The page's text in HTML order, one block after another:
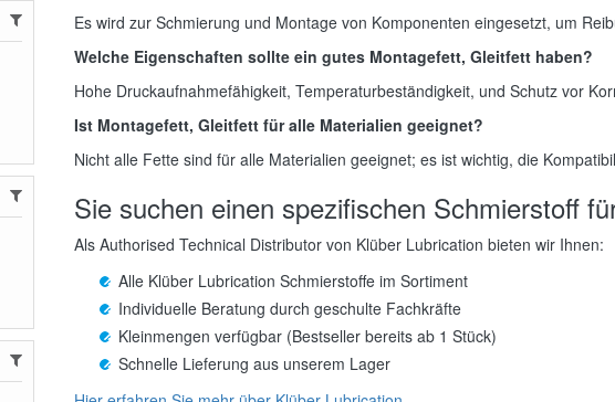
Es wird zur Schmierung und Montage von Komponenten eingesetzt, um
Welche Eigenschaften sollte ein gutes Montagefett, Gleitfett haben?
Hohe Druckaufnahmefähigkeit, Temperaturbeständigkeit, und Schutz vor
Ist Montagefett, Gleitfett für alle Materialien geeignet?
Nicht alle Fette sind für alle Materialien geeignet; es ist wichtig, die
Sie suchen einen spezifischen Schmierstoff
Als Authorised Technical Distributor von Klüber Lubrication bieten wir Ihnen:
Alle Klüber Lubrication Schmierstoffe im Sortiment
Individuelle Beratung durch geschulte Fachkräfte
Kleinmengen verfügbar (Bestseller bereits ab 1 Stück)
Schnelle Lieferung aus unserem Lager